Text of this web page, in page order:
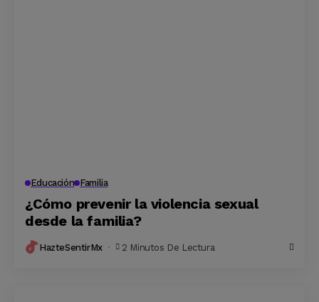
Educación Familia
¿Cómo prevenir la violencia sexual
desde la familia?
HazteSentirMx 2 Minutos De Lectura